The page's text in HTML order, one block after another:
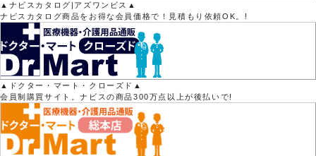
▲ナビスカタログ|アズワンビス▲
ナビスカタログ商品をお得な会員価格で！見積もり依頼OK。!
▲ドクター・マート・クローズド▲
会員制購買サイト。ナビスの商品300万点以上が後払いで!